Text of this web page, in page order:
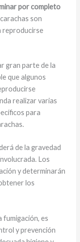
por completo
son
reproducirse
gran parte de la
que algunos
realizar varias
para
de la gravedad
Los
y determinarán
los
fumigación, es
y prevención